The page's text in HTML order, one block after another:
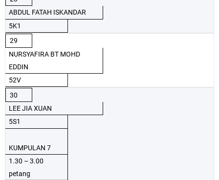
ABDUL FATAH ISKANDAR
5K1
29
NURSYAFIRA BT MOHD
EDDIN
52V
30
LEE JIA XUAN
5S1
KUMPULAN 7
1.30 – 3.00
petang